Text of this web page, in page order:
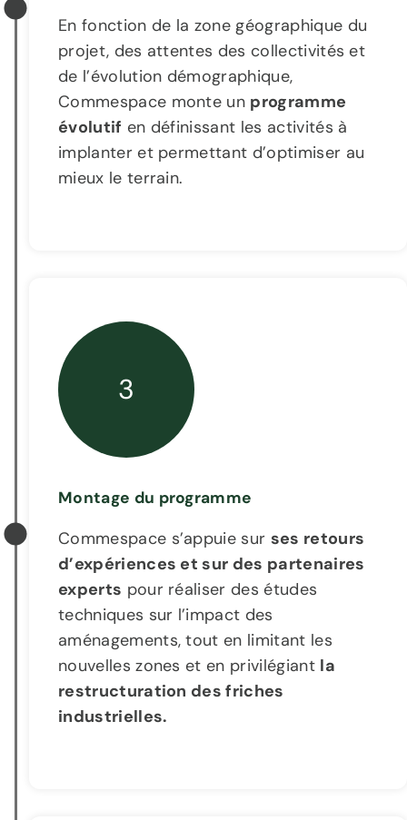
En fonction de la zone géographique du
projet, des attentes des collectivités et
de l’évolution démographique,
Commespace monte un programme
évolutif en définissant les activités à
implanter et permettant d’optimiser au
mieux le terrain.
3
Montage du programme
Commespace s’appuie sur ses retours
d’expériences et sur des partenaires
experts pour réaliser des études
techniques sur l’impact des
aménagements, tout en limitant les
nouvelles zones et en privilégiant la
restructuration des friches
industrielles.